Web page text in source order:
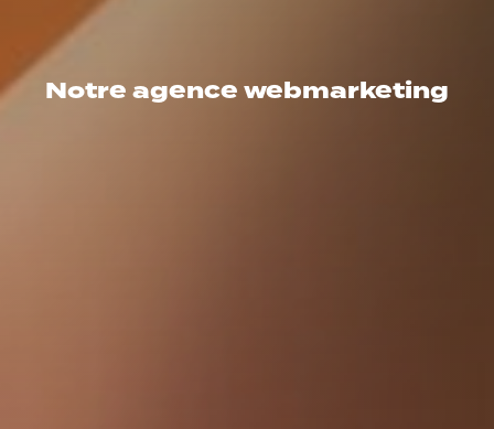
Notre agence webmarketing